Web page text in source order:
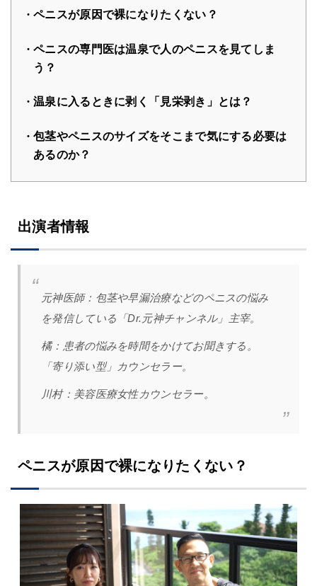
ペニスが原因で裸になりたくない？
ペニスの専門医は温泉で人のペニスを見てしま
う？
温泉に入るときに剥く「見栄剥き」とは？
包茎やペニスのサイズをそこまで気にする必要は
あるのか？
出演者情報
元神医師： 包茎や早漏治療などのペニスの悩み
を発信している「Dr.元神チャンネル」主宰。
橘： 患者の悩みを時間をかけてお聞きする。
「寄り添い型」カウンセラー。
川村：美容医療女性カウンセラー。
ペニスが原因で裸になりたくない？